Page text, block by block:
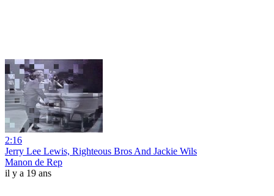
2:16
Jerry Lee Lewis, Righteous Bros And Jackie Wils
Manon de Rep
il y a 19 ans